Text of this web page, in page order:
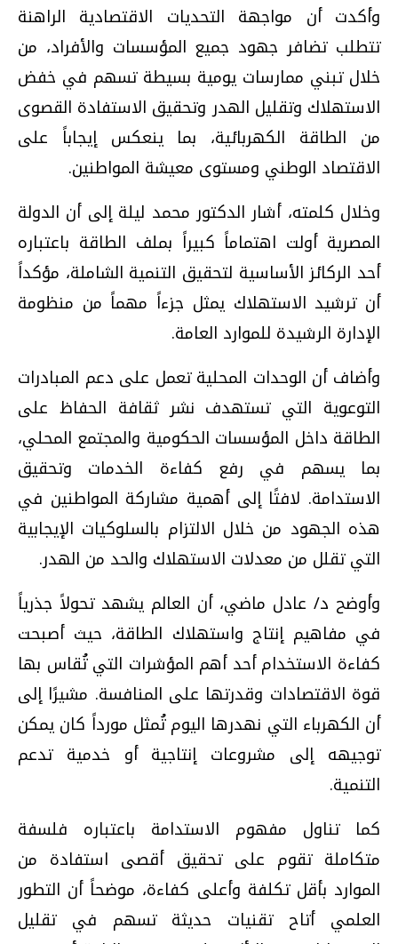
وأكدت أن مواجهة التحديات الاقتصادية الراهنة
تتطلب تضافر جهود جميع المؤسسات والأفراد، من
خلال تبني ممارسات يومية بسيطة تسهم في خفض
الاستهلاك وتقليل الهدر وتحقيق الاستفادة القصوى
من الطاقة الكهربائية، بما ينعكس إيجاباً على
الاقتصاد الوطني ومستوى معيشة المواطنين.
وخلال كلمته، أشار الدكتور محمد ليلة إلى أن الدولة
المصرية أولت اهتماماً كبيراً بملف الطاقة باعتباره
أحد الركائز الأساسية لتحقيق التنمية الشاملة، مؤكداً
أن ترشيد الاستهلاك يمثل جزءاً مهماً من منظومة
الإدارة الرشيدة للموارد العامة.
وأضاف أن الوحدات المحلية تعمل على دعم المبادرات
التوعوية التي تستهدف نشر ثقافة الحفاظ على
الطاقة داخل المؤسسات الحكومية والمجتمع المحلي،
بما يسهم في رفع كفاءة الخدمات وتحقيق
الاستدامة. لافتًا إلى أهمية مشاركة المواطنين في
هذه الجهود من خلال الالتزام بالسلوكيات الإيجابية
التي تقلل من معدلات الاستهلاك والحد من الهدر.
وأوضح د/ عادل ماضي، أن العالم يشهد تحولاً جذرياً
في مفاهيم إنتاج واستهلاك الطاقة، حيث أصبحت
كفاءة الاستخدام أحد أهم المؤشرات التي تُقاس بها
قوة الاقتصادات وقدرتها على المنافسة. مشيرًا إلى
أن الكهرباء التي نهدرها اليوم تُمثل مورداً كان يمكن
توجيهه إلى مشروعات إنتاجية أو خدمية تدعم
التنمية.
كما تناول مفهوم الاستدامة باعتباره فلسفة
متكاملة تقوم على تحقيق أقصى استفادة من
الموارد بأقل تكلفة وأعلى كفاءة، موضحاً أن التطور
العلمي أتاح تقنيات حديثة تسهم في تقليل